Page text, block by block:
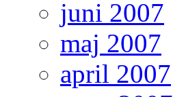
juni 2007
maj 2007
april 2007